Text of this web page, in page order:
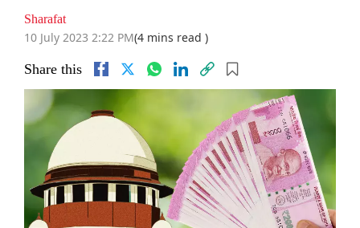
Sharafat
10 July 2023 2:22 PM(4 mins read )
Share this